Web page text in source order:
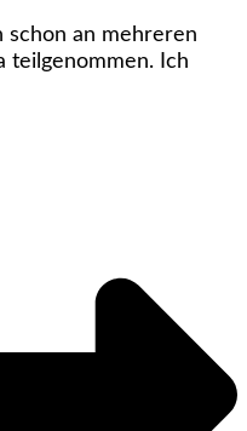
schon an mehreren
teilgenommen. Ich